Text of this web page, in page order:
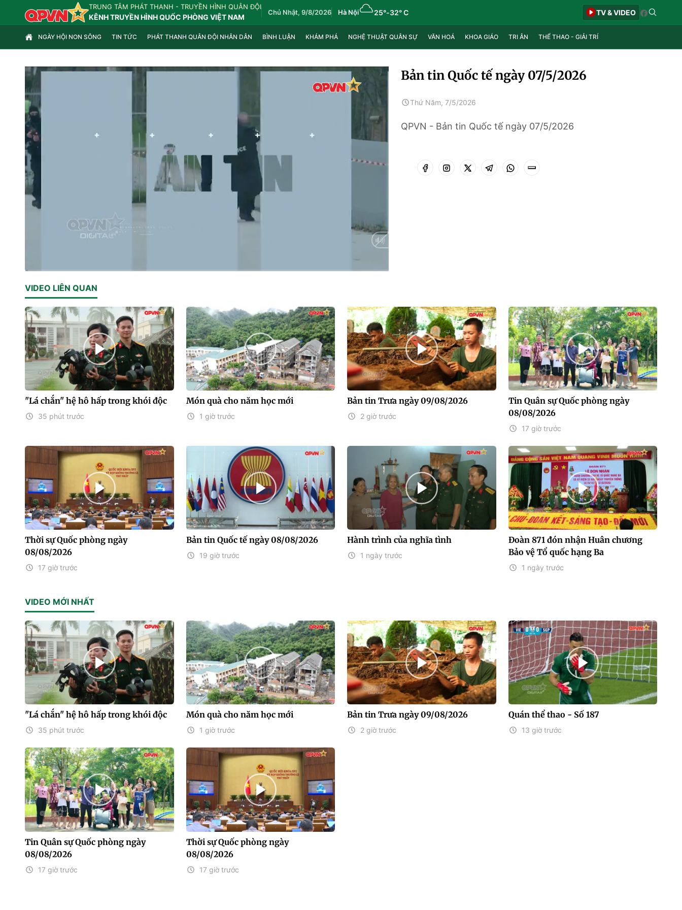
TRUNG TÂM PHÁT THANH - TRUYỀN HÌNH QUÂN ĐỘI
KÊNH TRUYỀN HÌNH QUỐC PHÒNG VIỆT NAM
Chủ Nhật, 9/8/2026 Hà Nội 25°-32° C TV & VIDEO
NGÀY HỘI NON SÔNG TIN TỨC PHÁT THANH QUÂN ĐỘI NHÂN DÂN BÌNH LUẬN KHÁM PHÁ NGHỆ THUẬT QUÂN SỰ VĂN HOÁ KHOA GIÁO TRI ÂN THỂ THAO - GIẢI TRÍ
Bản tin Quốc tế ngày 07/5/2026
Thứ Năm, 7/5/2026
QPVN - Bản tin Quốc tế ngày 07/5/2026
VIDEO LIÊN QUAN
"Lá chắn" hệ hô hấp trong khói độc
35 phút trước
Món quà cho năm học mới
1 giờ trước
Bản tin Trưa ngày 09/08/2026
2 giờ trước
Tin Quân sự Quốc phòng ngày
08/08/2026
17 giờ trước
Thời sự Quốc phòng ngày
08/08/2026
17 giờ trước
Bản tin Quốc tế ngày 08/08/2026
19 giờ trước
Hành trình của nghĩa tình
1 ngày trước
Đoàn 871 đón nhận Huân chương
Bảo vệ Tổ quốc hạng Ba
1 ngày trước
VIDEO MỚI NHẤT
"Lá chắn" hệ hô hấp trong khói độc
35 phút trước
Món quà cho năm học mới
1 giờ trước
Bản tin Trưa ngày 09/08/2026
2 giờ trước
Quán thể thao - Số 187
13 giờ trước
Tin Quân sự Quốc phòng ngày
08/08/2026
17 giờ trước
Thời sự Quốc phòng ngày
08/08/2026
17 giờ trước